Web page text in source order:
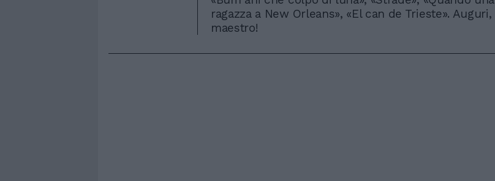
ragazza a New Orleans», «El can de Trieste». Auguri,
maestro!